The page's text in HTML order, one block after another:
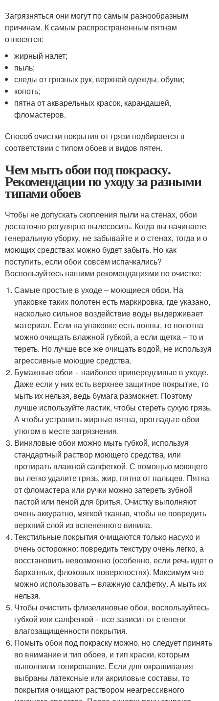
Загрязняться они могут по самым разнообразным
причинам. К самым распространенным пятнам
относятся:
жирный налет;
пыль;
следы от грязных рук, верхней одежды, обуви;
копоть;
пятна от акварельных красок, карандашей,
фломастеров.
Способ очистки покрытия от грязи подбирается в
соответствии с типом обоев и видов пятен.
Чем мыть обои под покраску.
Рекомендации по уходу за разными
типами обоев
Чтобы не допускать скопления пыли на стенах, обои
достаточно регулярно пылесосить. Когда вы начинаете
генеральную уборку, не забывайте и о стенах, тогда и о
моющих средствах можно будет забыть. Но как
поступить, если обои совсем испачкались?
Воспользуйтесь нашими рекомендациями по очистке:
Самые простые в уходе – моющиеся обои. На
упаковке таких полотен есть маркировка, где указано,
насколько сильное воздействие воды выдерживает
материал. Если на упаковке есть волны, то полотна
можно очищать влажной губкой, а если щетка – то и
тереть. Но лучше все же очищать водой, не используя
агрессивные моющие средства.
Бумажные обои – наиболее привередливые в уходе.
Даже если у них есть верхнее защитное покрытие, то
мыть их нельзя, ведь бумага размокнет. Поэтому
лучше используйте ластик, чтобы стереть сухую грязь.
А чтобы устранить жирные пятна, прогладьте обои
утюгом в месте загрязнения.
Виниловые обои можно мыть губкой, используя
стандартный раствор моющего средства, или
протирать влажной салфеткой. С помощью моющего
вы легко удалите грязь, жир, пятна от пальцев. Пятна
от фломастера или ручки можно затереть зубной
пастой или пеной для бритья. Очистку выполняют
очень аккуратно, мягкой тканью, чтобы не повредить
верхний слой из вспененного винила.
Текстильные покрытия очищаются только насухо и
очень осторожно: повредить текстуру очень легко, а
восстановить невозможно (особенно, если речь идет о
бархатных, флоковых поверхностях). Максимум что
можно использовать – влажную салфетку. А мыть их
нельзя.
Чтобы очистить флизелиновые обои, воспользуйтесь
губкой или салфеткой – все зависит от степени
влагозащищенности покрытия.
Помыть обои под покраску можно, но следует принять
во внимание и тип обоев, и тип краски, которым
выполнили тонирование. Если для окрашивания
выбраны латексные или акриловые составы, то
покрытия очищают раствором неагрессивного